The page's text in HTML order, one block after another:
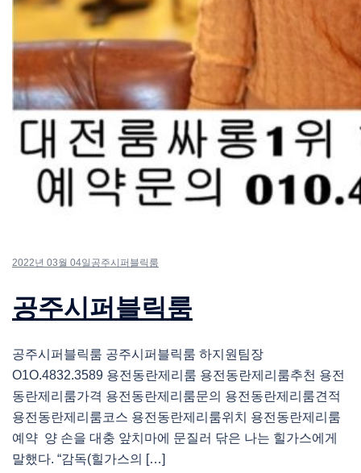
2022년 03월 04일 공주시퍼블릭룸
공주시퍼블릭룸
공주시퍼블릭룸 공주시퍼블릭룸 하지원팀장
O1O.4832.3589 용전동란제리룸 용전동란제리룸추천 용전
동란제리룸가격 용전동란제리룸문의 용전동란제리룸견적
용전동란제리룸코스 용전동란제리룸위치 용전동란제리룸
예약 양 손을 대충 앞치마에 문질러 닦은 나는 힐가스에게
말했다. “감독(힐가스의 […]